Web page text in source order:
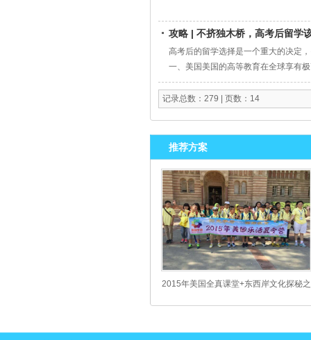
攻略 | 不挤独木桥，高考后留学
高考后的留学选择是一个重大的决定
一、美国美国的高等教育在全球享有
需要SAT或ACT的成绩，以及托福或
网络。留学方案推荐:【高考成绩直申
记录总数：279 | 页数：14
推荐方案
2015年美国全真课堂+东西岸文化探秘之
旅